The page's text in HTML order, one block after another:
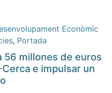
Econòmic
, Portada
56 millones de euros
e impulsar un